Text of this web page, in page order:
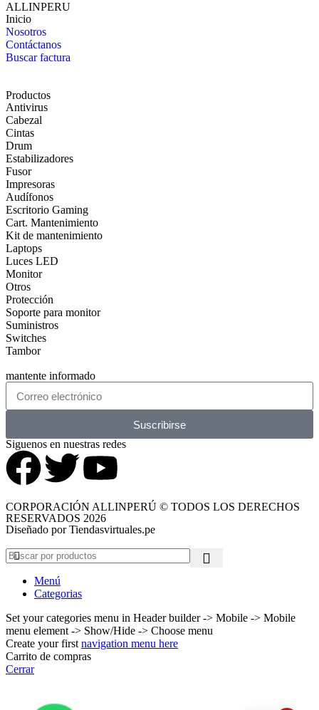
ALLINPERU
Inicio
Nosotros
Contáctanos
Buscar factura
Productos
Antivirus
Cabezal
Cintas
Drum
Estabilizadores
Fusor
Impresoras
Audífonos
Escritorio Gaming
Cart. Mantenimiento
Kit de mantenimiento
Laptops
Luces LED
Monitor
Otros
Protección
Soporte para monitor
Suministros
Switches
Tambor
mantente informado
Suscribirse
Siguenos en nuestras redes
CORPORACIÓN ALLINPERÚ © TODOS LOS DERECHOS
RESERVADOS 2026
Diseñado por Tiendasvirtuales.pe
Menú
Categorias
Set your categories menu in Header builder -> Mobile -> Mobile
menu element -> Show/Hide -> Choose menu
Create your firstnavigation menu here
Carrito de compras
Cerrar